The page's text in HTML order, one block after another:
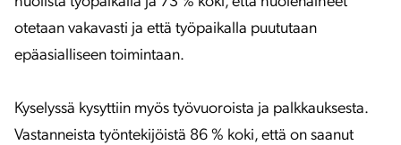
otetaan vakavasti ja että työpaikalla puututaan
epäasialliseen toimintaan.
Kyselyssä kysyttiin myös työvuoroista ja palkkauksesta.
Vastanneista työntekijöistä 86 % koki, että on saanut